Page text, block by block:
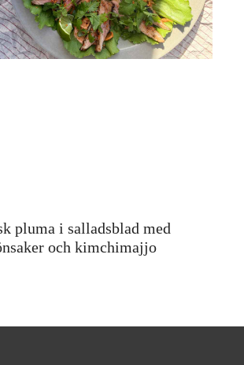
pluma i salladsblad med
och kimchimajjo